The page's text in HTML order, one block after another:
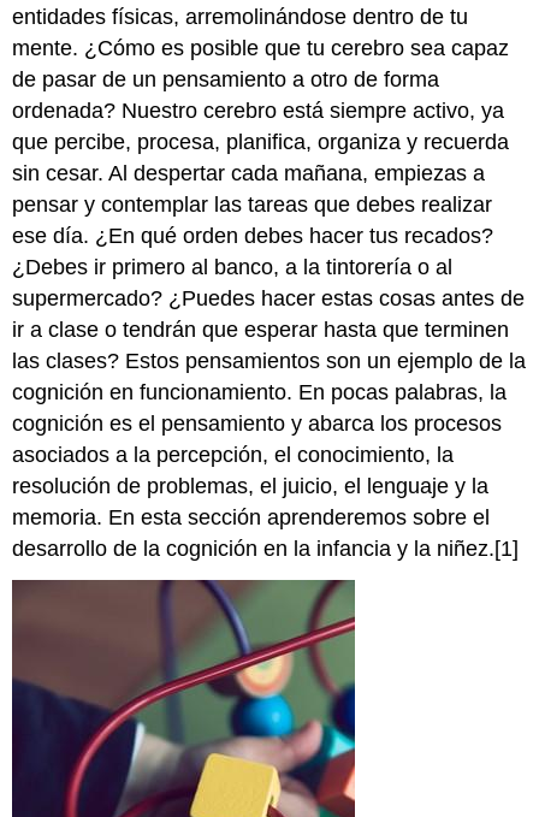
entidades físicas, arremolinándose dentro de tu
mente. ¿Cómo es posible que tu cerebro sea capaz
de pasar de un pensamiento a otro de forma
ordenada? Nuestro cerebro está siempre activo, ya
que percibe, procesa, planifica, organiza y recuerda
sin cesar. Al despertar cada mañana, empiezas a
pensar y contemplar las tareas que debes realizar
ese día. ¿En qué orden debes hacer tus recados?
¿Debes ir primero al banco, a la tintorería o al
supermercado? ¿Puedes hacer estas cosas antes de
ir a clase o tendrán que esperar hasta que terminen
las clases? Estos pensamientos son un ejemplo de la
cognición en funcionamiento. En pocas palabras, la
cognición es el pensamiento y abarca los procesos
asociados a la percepción, el conocimiento, la
resolución de problemas, el juicio, el lenguaje y la
memoria. En esta sección aprenderemos sobre el
desarrollo de la cognición en la infancia y la niñez.[1]